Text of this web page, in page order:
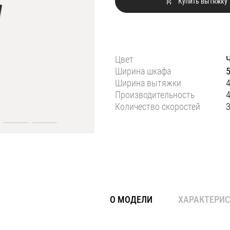
Цвет
Ширина шкафа
Ширина вытяжки
Производительность
Количество скоростей
3
О МОДЕЛИ